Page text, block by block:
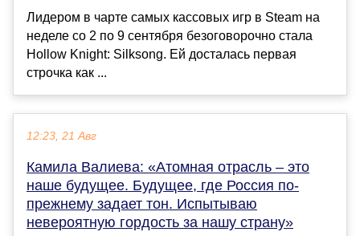
Лидером в чарте самых кассовых игр в Steam на
неделе со 2 по 9 сентября безоговорочно стала
Hollow Knight: Silksong. Ей досталась первая
строчка как ...
12:23, 21 Авг
Камила Валиева: «Атомная отрасль – это
наше будущее. Будущее, где Россия по-
прежнему задает тон. Испытываю
невероятную гордость за нашу страну»